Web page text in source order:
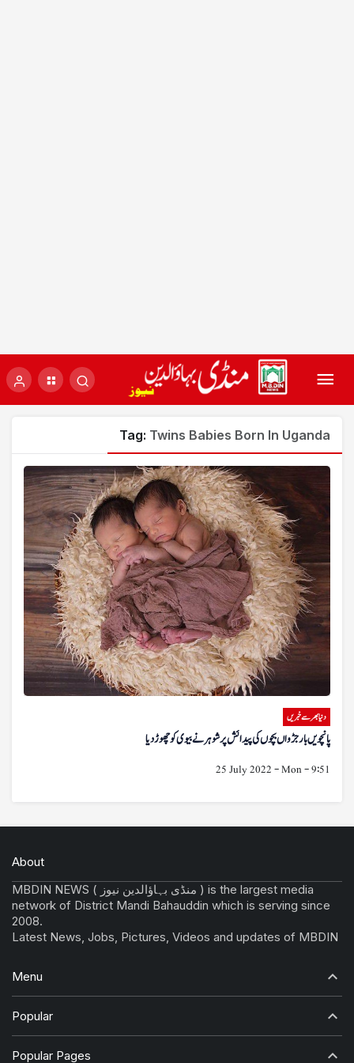
Tag: Twins Babies Born In Uganda
دنیا بھر سے خبریں
پانچویں بار جڑواں بچوں کی پیدائش پر شوہر نے بیوی کو چھوڑ دیا
25 July 2022 - Mon - 9:51
About
MBDIN NEWS ( منڈی بہاؤالدین نیوز ) is the largest media
network of District Mandi Bahauddin which is serving since
2008.
Latest News, Jobs, Pictures, Videos and updates of MBDIN
Menu
Popular
Popular Pages